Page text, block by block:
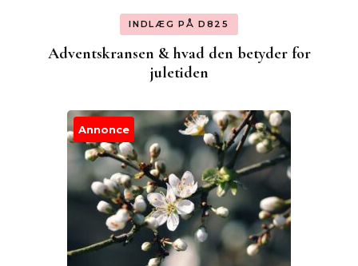
INDLÆG PÅ D825
Adventskransen & hvad den betyder for
juletiden
Annonce